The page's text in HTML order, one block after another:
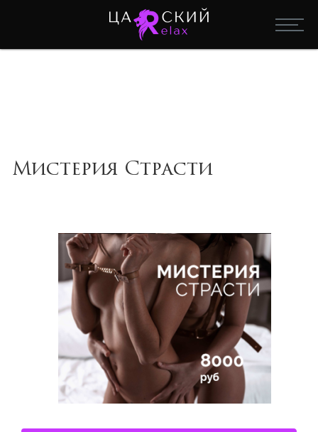
Мистерия Страсти